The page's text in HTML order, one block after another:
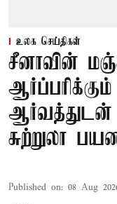
உலக செய்திகள்
சீனாவின்
ஆர்வத்துடன்
சுற்றுலா
Published on: 08 Aug